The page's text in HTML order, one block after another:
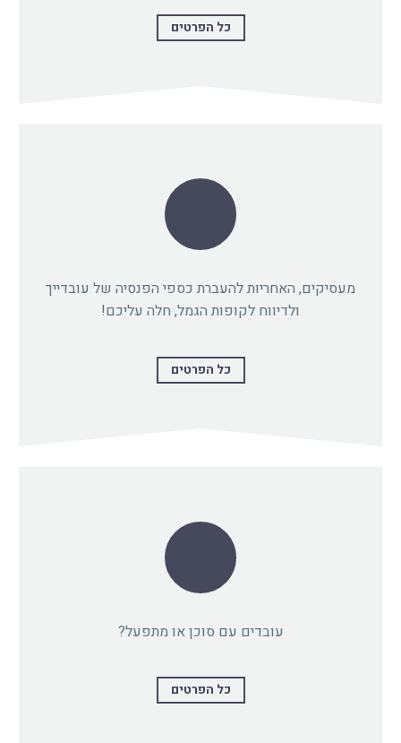
כל הפרטים
מעסיקים, האחריות להעברת כספי הפנסיה של עובדייך
ולדיווח לקופות הגמל, חלה עליכם!
כל הפרטים
עובדים עם סוכן או מתפעל?
כל הפרטים